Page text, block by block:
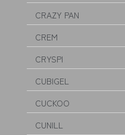
CRAZY PAN
CREM
CRYSPI
CUBIGEL
CUCKOO
CUNILL